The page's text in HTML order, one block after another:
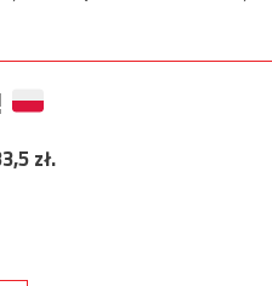
zł.